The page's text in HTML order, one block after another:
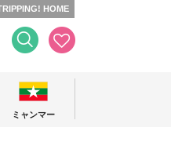
HOME
ミャンマー